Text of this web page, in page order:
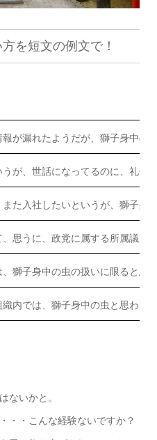
を短文の例文で！
が漏れたようだが、獅子身中の
が、世話になってるのに、礼儀
た入社したいというが、獅子身
思うに、政党に属する所属議員
、獅子身中の虫の扱いに限ると思
織内では、獅子身中の虫と思われ
ないかと。
・・こんな経験ないですか？